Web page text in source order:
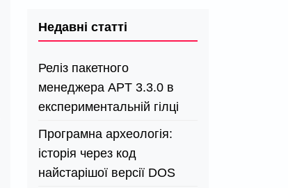
Недавні статті
Реліз пакетного
менеджера APT 3.3.0 в
експериментальній гілці
Програмна археологія:
історія через код
найстарішої версії DOS